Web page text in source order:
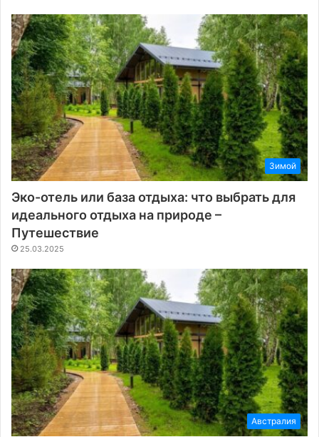
Зимой
Эко-отель или база отдыха: что выбрать для
идеального отдыха на природе –
Путешествие
25.03.2025
Австралия